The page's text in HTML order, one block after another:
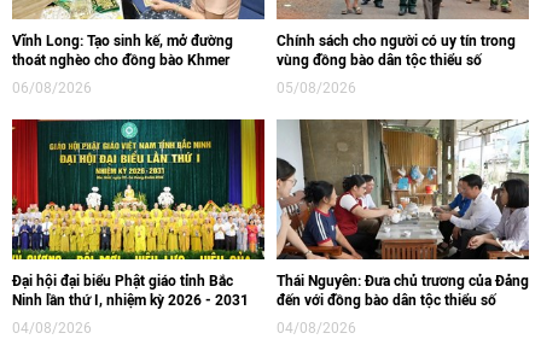
Vĩnh Long: Tạo sinh kế, mở đường
thoát nghèo cho đồng bào Khmer
06/08/2026
Chính sách cho người có uy tín trong
vùng đồng bào dân tộc thiểu số
05/08/2026
Đại hội đại biểu Phật giáo tỉnh Bắc
Ninh lần thứ I, nhiệm kỳ 2026 - 2031
04/08/2026
Thái Nguyên: Đưa chủ trương của Đảng
đến với đồng bào dân tộc thiểu số
04/08/2026